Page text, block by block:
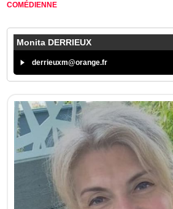
COMÉDIENNE
Monita DERRIEUX
derrieuxm@orange.fr